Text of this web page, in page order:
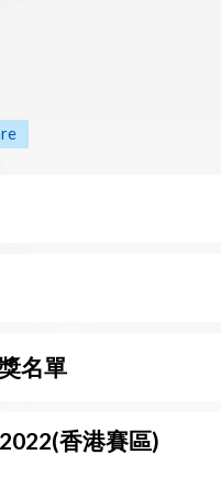
名單
香港賽區)